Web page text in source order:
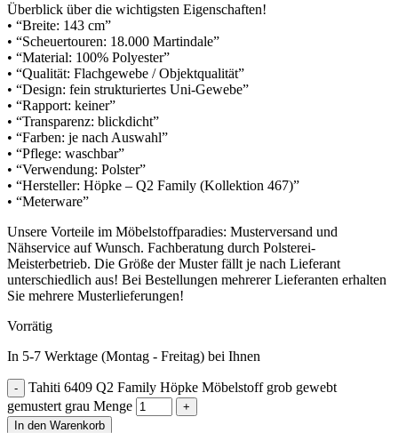
Überblick über die wichtigsten Eigenschaften!
• “Breite: 143 cm”
• “Scheuertouren: 18.000 Martindale”
• “Material: 100% Polyester”
• “Qualität: Flachgewebe / Objektqualität”
• “Design: fein strukturiertes Uni-Gewebe”
• “Rapport: keiner”
• “Transparenz: blickdicht”
• “Farben: je nach Auswahl”
• “Pflege: waschbar”
• “Verwendung: Polster”
• “Hersteller: Höpke – Q2 Family (Kollektion 467)”
• “Meterware”
Unsere Vorteile im Möbelstoffparadies: Musterversand und
Nähservice auf Wunsch. Fachberatung durch Polsterei-
Meisterbetrieb. Die Größe der Muster fällt je nach Lieferant
unterschiedlich aus! Bei Bestellungen mehrerer Lieferanten erhalten
Sie mehrere Musterlieferungen!
Vorrätig
In 5-7 Werktage (Montag - Freitag) bei Ihnen
Tahiti 6409 Q2 Family Höpke Möbelstoff grob gewebt
gemustert grau Menge
In den Warenkorb